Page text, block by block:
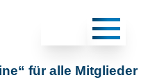
für alle Mitglieder